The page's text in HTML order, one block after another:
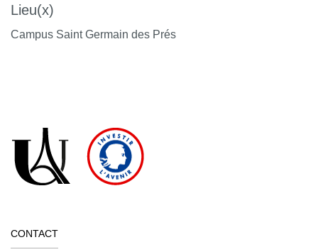
Lieu(x)
Campus Saint Germain des Prés
CONTACT